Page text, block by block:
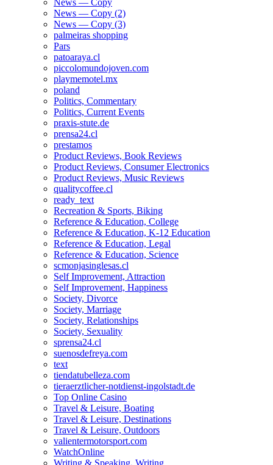
News — Copy
News — Copy (2)
News — Copy (3)
palmeiras shopping
Pars
patoaraya.cl
piccolomundojoven.com
playmemotel.mx
poland
Politics, Commentary
Politics, Current Events
praxis-stute.de
prensa24.cl
prestamos
Product Reviews, Book Reviews
Product Reviews, Consumer Electronics
Product Reviews, Music Reviews
qualitycoffee.cl
ready_text
Recreation & Sports, Biking
Reference & Education, College
Reference & Education, K-12 Education
Reference & Education, Legal
Reference & Education, Science
scmonjasinglesas.cl
Self Improvement, Attraction
Self Improvement, Happiness
Society, Divorce
Society, Marriage
Society, Relationships
Society, Sexuality
sprensa24.cl
suenosdefreya.com
text
tiendatubelleza.com
tieraerztlicher-notdienst-ingolstadt.de
Top Online Casino
Travel & Leisure, Boating
Travel & Leisure, Destinations
Travel & Leisure, Outdoors
valientermotorsport.com
WatchOnline
Writing & Speaking, Writing